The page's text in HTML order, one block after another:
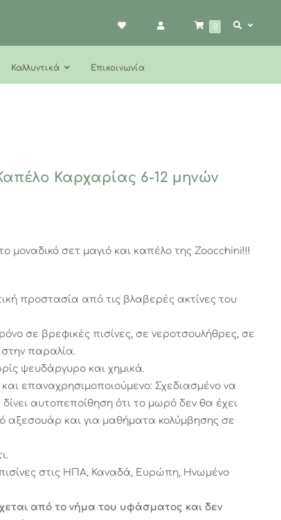
0
Καλλυντικά Επικοινωνία
Καρχαρίας 6-12 μηνών
μοναδικό σετ μαγιό και καπέλο της Zoocchini!!!
προστασία από τις βλαβερές ακτίνες του
σε βρεφικές πισίνες, σε νεροτσουλήθρες, σε
στην παραλία.
ψευδάργυρο και χημικά.
επαναχρησιμοποιούμενο: Σχεδιασμένο να
αυτοπεποίθηση ότι το μωρό δεν θα έχει
αξεσουάρ και για μαθήματα κολύμβησης σε
πισίνες στις ΗΠΑ, Καναδά, Ευρώπη, Ηνωμένο
από το νήμα του υφάσματος και δεν